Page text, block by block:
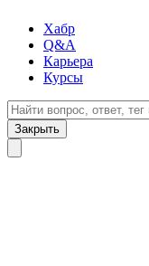
Хабр
Q&A
Карьера
Курсы
Закрыть